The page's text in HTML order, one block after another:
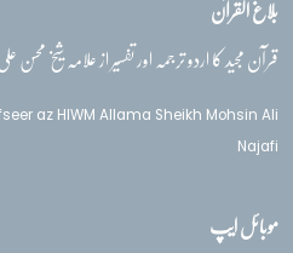
بلاغ القرآن
قرآن مجید کا اردو ترجمہ اور تفسیر از علامہ شیخ محسن
az HIWM Allama Sheikh Mohsin Ali
Najafi
موبائل ایپ